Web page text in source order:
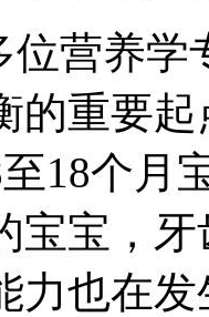
位营养
的重要
18个月
宝宝，
力也在